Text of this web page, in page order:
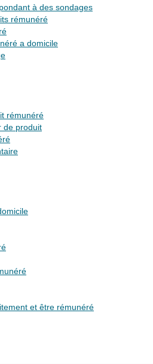
à des sondages
rémunéré
a domicile
rémunéré
de produit
et être rémunéré